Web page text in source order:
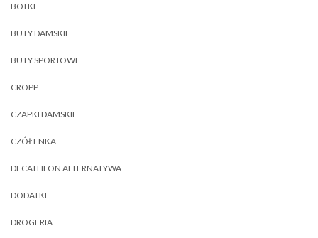
BOTKI
BUTY DAMSKIE
BUTY SPORTOWE
CROPP
CZAPKI DAMSKIE
CZÓŁENKA
DECATHLON ALTERNATYWA
DODATKI
DROGERIA